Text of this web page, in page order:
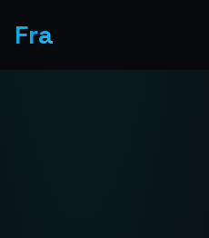
Fra